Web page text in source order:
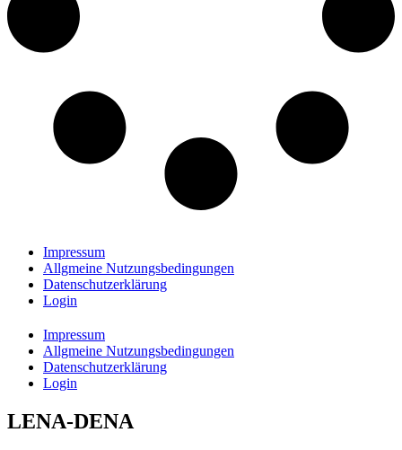
Impressum
Allgmeine Nutzungsbedingungen
Datenschutzerklärung
Login
Impressum
Allgmeine Nutzungsbedingungen
Datenschutzerklärung
Login
LENA-DENA